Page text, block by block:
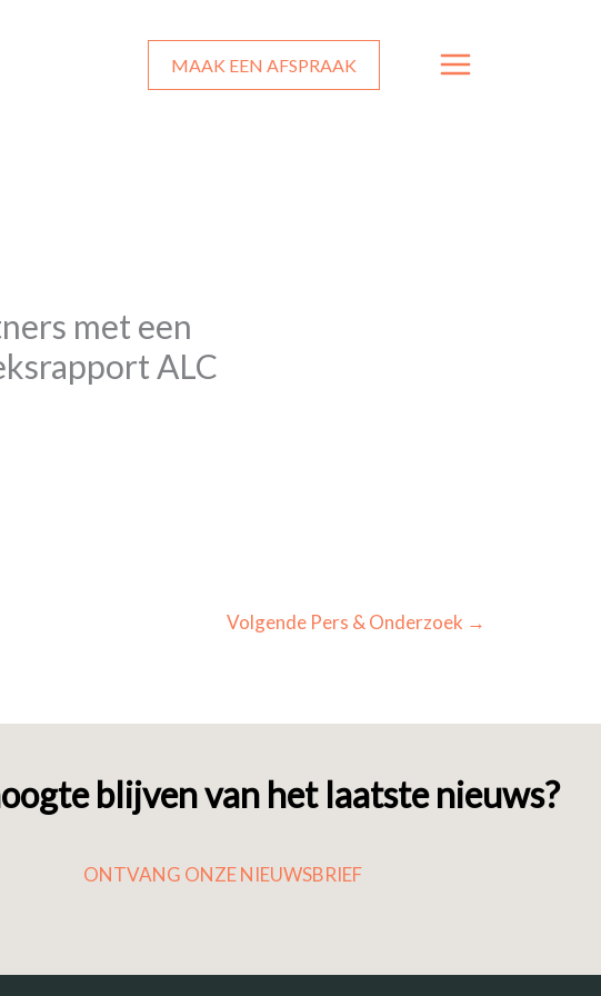
MAAK EEN AFSPRAAK
met een
ALC
Volgende Pers & Onderzoek →
blijven van het laatste nieuws?
ONTVANG ONZE NIEUWSBRIEF